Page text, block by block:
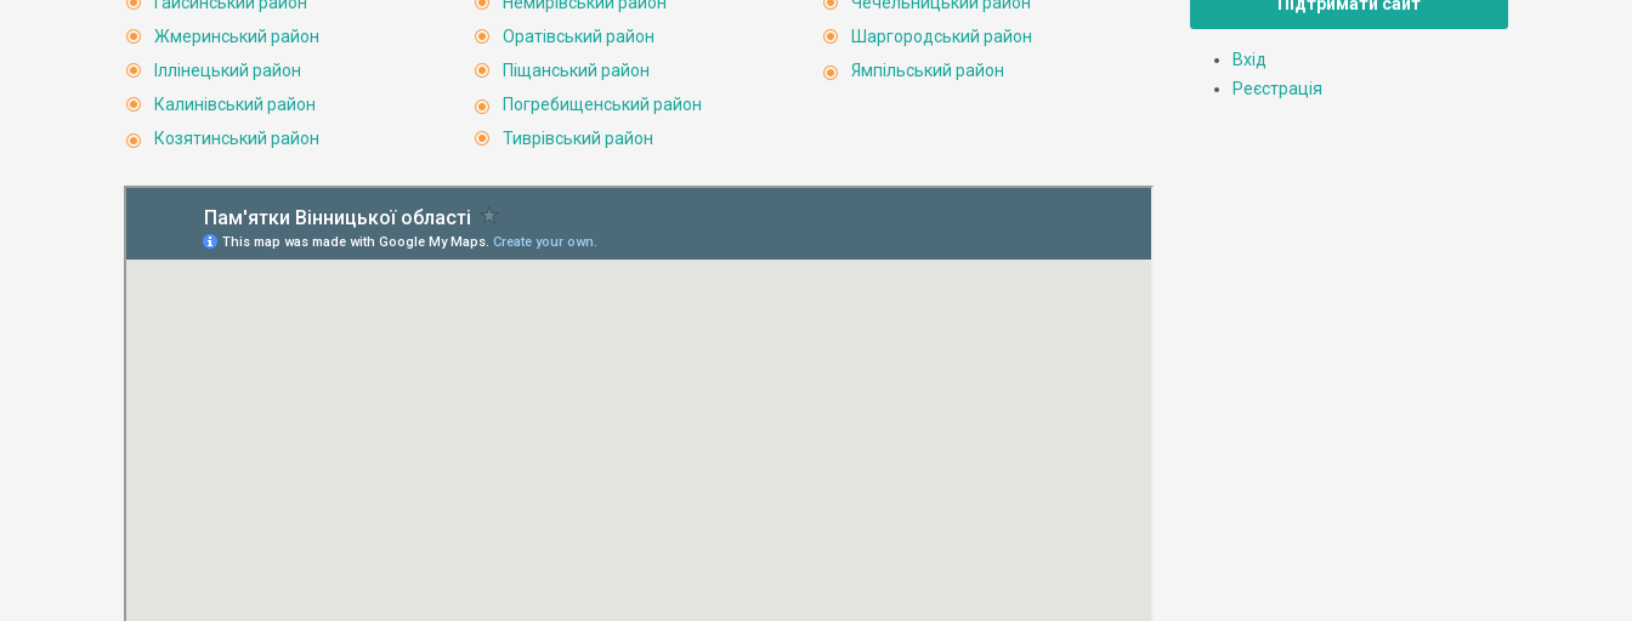
Жмеринський район
Іллінецький район
Калинівський район
Козятинський район
Оратівський район
Піщанський район
Погребищенський район
Тиврівський район
Шаргородський район
Ямпільський район
Вхід
Реєстрація